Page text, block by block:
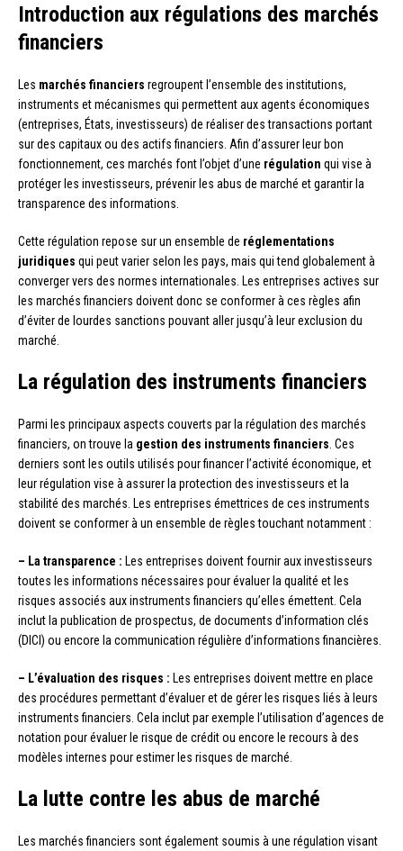
Introduction aux régulations des marchés
financiers
Les marchés financiers regroupent l’ensemble des institutions,
instruments et mécanismes qui permettent aux agents économiques
(entreprises, États, investisseurs) de réaliser des transactions portant
sur des capitaux ou des actifs financiers. Afin d’assurer leur bon
fonctionnement, ces marchés font l’objet d’une régulation qui vise à
protéger les investisseurs, prévenir les abus de marché et garantir la
transparence des informations.
Cette régulation repose sur un ensemble de réglementations
juridiques qui peut varier selon les pays, mais qui tend globalement à
converger vers des normes internationales. Les entreprises actives sur
les marchés financiers doivent donc se conformer à ces règles afin
d’éviter de lourdes sanctions pouvant aller jusqu’à leur exclusion du
marché.
La régulation des instruments financiers
Parmi les principaux aspects couverts par la régulation des marchés
financiers, on trouve la gestion des instruments financiers . Ces
derniers sont les outils utilisés pour financer l’activité économique, et
leur régulation vise à assurer la protection des investisseurs et la
stabilité des marchés. Les entreprises émettrices de ces instruments
doivent se conformer à un ensemble de règles touchant notamment :
– La transparence : Les entreprises doivent fournir aux investisseurs
toutes les informations nécessaires pour évaluer la qualité et les
risques associés aux instruments financiers qu’elles émettent. Cela
inclut la publication de prospectus, de documents d’information clés
(DICI) ou encore la communication régulière d’informations financières.
– L’évaluation des risques : Les entreprises doivent mettre en place
des procédures permettant d’évaluer et de gérer les risques liés à leurs
instruments financiers. Cela inclut par exemple l’utilisation d’agences de
notation pour évaluer le risque de crédit ou encore le recours à des
modèles internes pour estimer les risques de marché.
La lutte contre les abus de marché
Les marchés financiers sont également soumis à une régulation visant